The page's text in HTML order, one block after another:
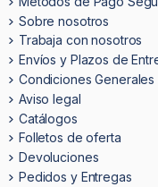
Sobre nosotros
Trabaja con nosotros
Envíos y Plazos de
Condiciones Generales
Aviso legal
Catálogos
Folletos de oferta
Devoluciones
Pedidos y Entregas